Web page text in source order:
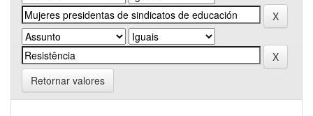
Retornar valores